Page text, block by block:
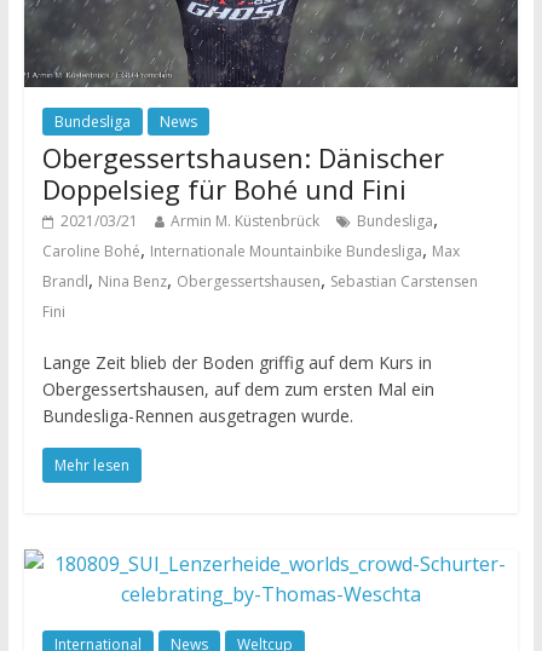
Bundesliga News
Obergessertshausen: Dänischer
Doppelsieg für Bohé und Fini
2021/03/21 Armin M. Küstenbrück Bundesliga,
Caroline Bohé, Internationale Mountainbike Bundesliga, Max
Brandl, Nina Benz, Obergessertshausen, Sebastian Carstensen
Fini
Lange Zeit blieb der Boden griffig auf dem Kurs in
Obergessertshausen, auf dem zum ersten Mal ein
Bundesliga-Rennen ausgetragen wurde.
Mehr lesen
International News Weltcup